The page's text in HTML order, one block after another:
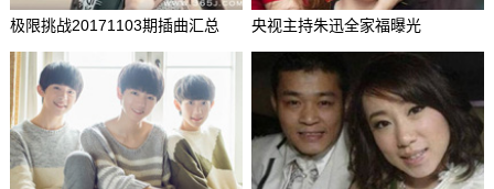
极限挑战20171103期插曲汇总 央视主持朱迅全家福曝光